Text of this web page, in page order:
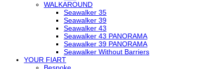
WALKAROUND
Seawalker 35
Seawalker 39
Seawalker 43
Seawalker 43 PANORAMA
Seawalker 39 PANORAMA
Seawalker Without Barriers
YOUR FIART